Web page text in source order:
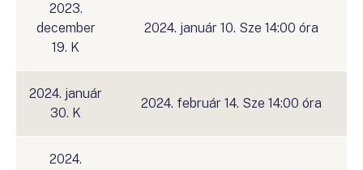
2023.
december
19. K
2024. január 10. Sze 14:00 óra
2024. január
30. K
2024. február 14. Sze 14:00 óra
2024.